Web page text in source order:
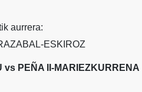
aurrera:
ESKIROZ
PEÑA II-MARIEZKURRENA